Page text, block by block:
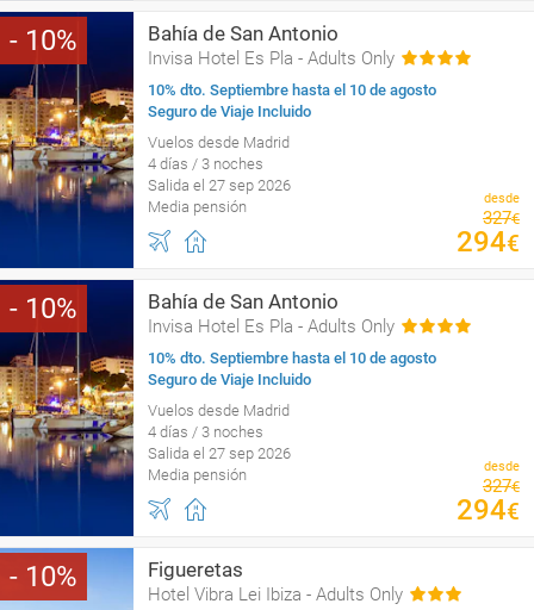
10 Bahía de San Antonio
Invisa Hotel Es Pla - Adults Only
10% dto. Septiembre hasta el 10 de agosto
Seguro de Viaje Incluido
Vuelos desde Madrid
4 días / 3 noches
Salida el 27 sep 2026
Media pensión
desde
327€
294€
10 Bahía de San Antonio
Invisa Hotel Es Pla - Adults Only
10% dto. Septiembre hasta el 10 de agosto
Seguro de Viaje Incluido
Vuelos desde Madrid
4 días / 3 noches
Salida el 27 sep 2026
Media pensión
desde
327€
294€
10 Figueretas
Hotel Vibra Lei Ibiza - Adults Only